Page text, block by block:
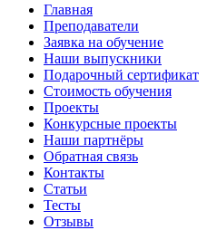
Главная
Преподаватели
Заявка на обучение
Наши выпускники
Подарочный сертификат
Стоимость обучения
Проекты
Конкурсные проекты
Наши партнёры
Обратная связь
Контакты
Статьи
Тесты
Отзывы